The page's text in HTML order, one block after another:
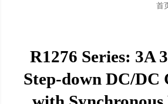
首
R1276 Series: 3A
Step-down DC/DC